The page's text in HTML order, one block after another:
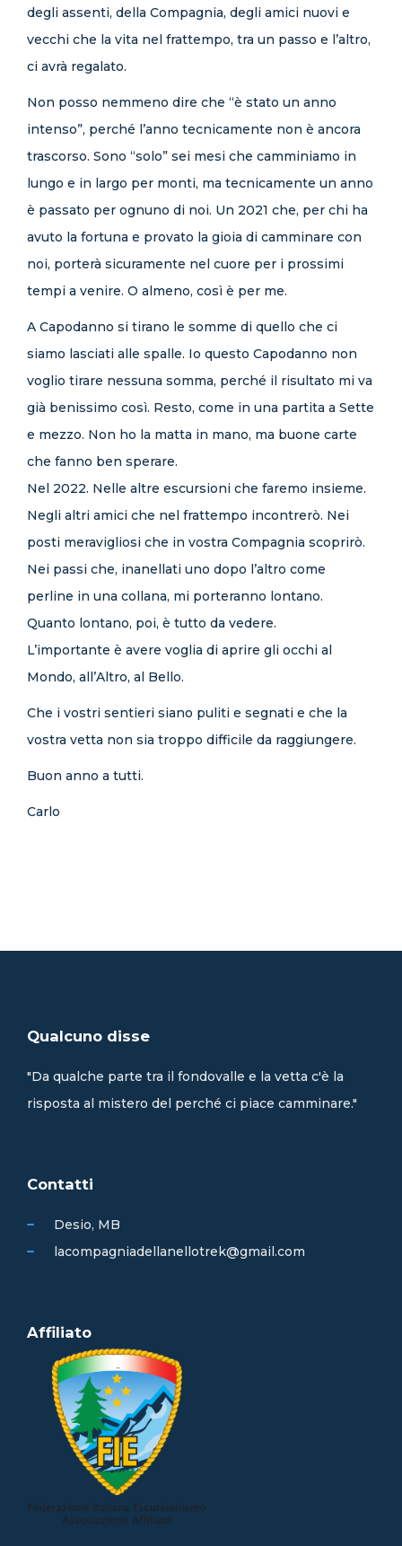
degli assenti, della Compagnia, degli amici nuovi e
vecchi che la vita nel frattempo, tra un passo e l’altro,
ci avrà regalato.
Non posso nemmeno dire che “è stato un anno
intenso”, perché l’anno tecnicamente non è ancora
trascorso. Sono “solo” sei mesi che camminiamo in
lungo e in largo per monti, ma tecnicamente un anno
è passato per ognuno di noi. Un 2021 che, per chi ha
avuto la fortuna e provato la gioia di camminare con
noi, porterà sicuramente nel cuore per i prossimi
tempi a venire. O almeno, così è per me.
A Capodanno si tirano le somme di quello che ci
siamo lasciati alle spalle. Io questo Capodanno non
voglio tirare nessuna somma, perché il risultato mi va
già benissimo così. Resto, come in una partita a Sette
e mezzo. Non ho la matta in mano, ma buone carte
che fanno ben sperare.
Nel 2022. Nelle altre escursioni che faremo insieme.
Negli altri amici che nel frattempo incontrerò. Nei
posti meravigliosi che in vostra Compagnia scoprirò.
Nei passi che, inanellati uno dopo l’altro come
perline in una collana, mi porteranno lontano.
Quanto lontano, poi, è tutto da vedere.
L’importante è avere voglia di aprire gli occhi al
Mondo, all’Altro, al Bello.
Che i vostri sentieri siano puliti e segnati e che la
vostra vetta non sia troppo difficile da raggiungere.
Buon anno a tutti.
Carlo
Qualcuno disse
"Da qualche parte tra il fondovalle e la vetta c'è la
risposta al mistero del perché ci piace camminare."
Contatti
Desio, MB
lacompagniadellanellotrek@gmail.com
Affiliato